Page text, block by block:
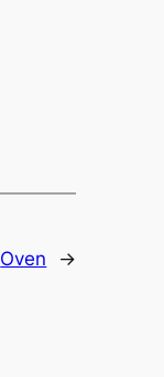
Oven →